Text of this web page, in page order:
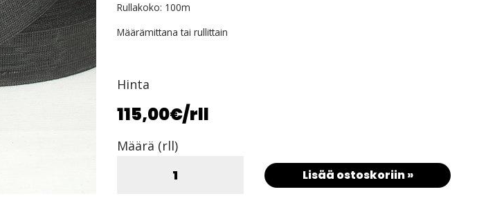
Rullakoko: 100m
Määrämittana tai rullittain
Hinta
115,00€/rll
Määrä (rll)
Lisää ostoskoriin »